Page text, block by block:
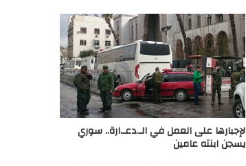
لإجبارها على العمل في الـ.دعـ.ارة.. سوري
يسجن ابنته عامين